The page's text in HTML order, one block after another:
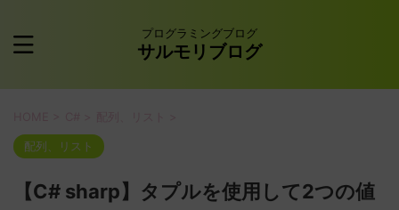
プログラミングブログ
サルモリブログ
配列、リスト
【C# sharp】タプルを使用して2つの値